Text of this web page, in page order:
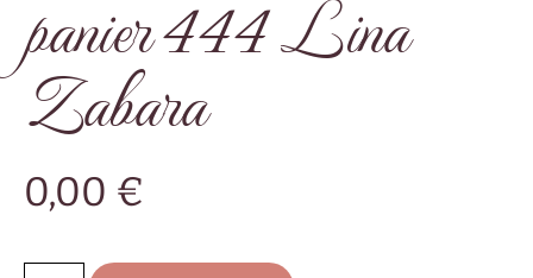
panier 444 Lina
Zabara
0,00 €